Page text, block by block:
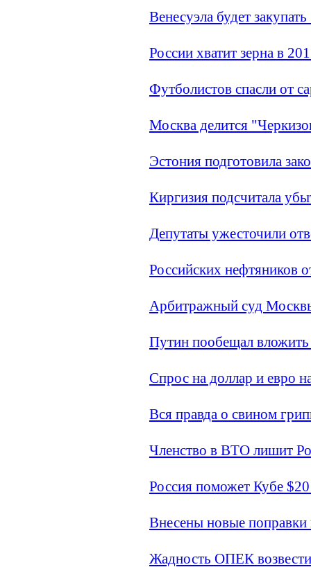
Венесуэла будет
России хватит зерна в
Футболистов cпасли от
Москва делится
Эстония подготовила
Киргизия подсчитала
Депутаты ужесточили
Российских нефтяников
Арбитражный суд
Путин пообещал
Спрос на доллар и евро
Вся правда о свином
Членство в ВТО лишит
Россия поможет Кубе
Внесены новые поправки
Жадность ОПЕК